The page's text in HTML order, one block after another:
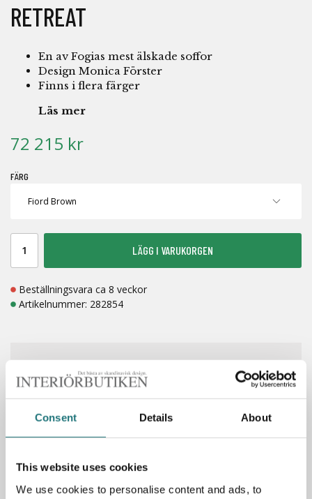
Consent Details About
This website uses cookies
We use cookies to personalise content and ads, to
RETREAT
En av Fogias mest älskade soffor
Design Monica Förster
Finns i flera färger
Läs mer
72 215 kr
FÄRG
LÄGG I VARUKORGEN
Beställningsvara ca 8 veckor
Artikelnummer: 282854
BETALA MED KLARNA
LAGERVAROR 1-7 DAGAR
Spara som favorit